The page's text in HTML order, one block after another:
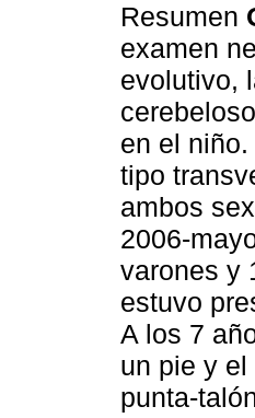
Resumen
examen
evolutivo,
en el niño.
tipo
ambos
2006-
varones y
estuvo
A los 7
un pie y
punta-